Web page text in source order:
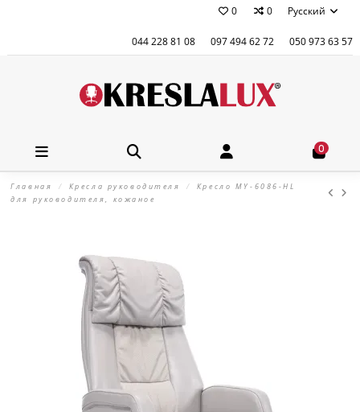
0 0 Русский
044 228 81 08 097 494 62 72 050 973 63 57
0
Главная Кресла руководителя
Кресло MY-6086-HL
для руководителя, кожаное